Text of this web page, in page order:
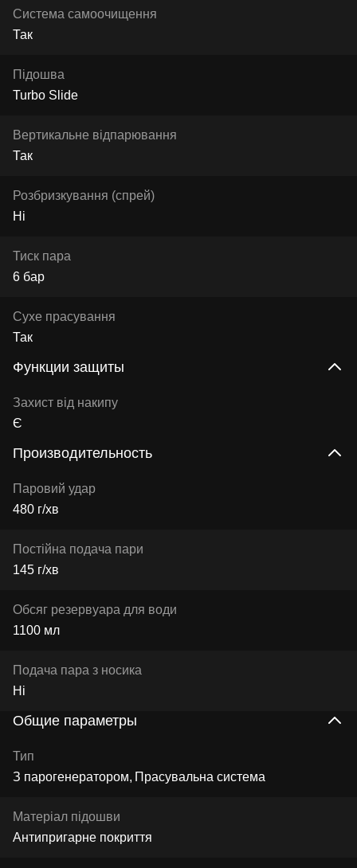
Система самоочищення
Так
Підошва
Turbo Slide
Вертикальне відпарювання
Так
Розбризкування (спрей)
Ні
Тиск пара
6 бар
Сухе прасування
Так
Функции защиты
Захист від накипу
Є
Производительность
Паровий удар
480 г/хв
Постійна подача пари
145 г/хв
Обсяг резервуара для води
1100 мл
Подача пара з носика
Ні
Общие параметры
Тип
З парогенератором Прасувальна система
Матеріал підошви
Антипригарне покриття